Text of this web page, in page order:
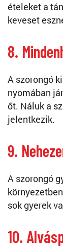
ételeket a
keveset
8.
A szorongó
nyomában
őt. Náluk a
jelentkezik.
9.
A szorongó
sok gyerek
10.